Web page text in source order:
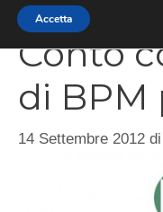
Conto
di BPM
14 Settembre 2012 di
Accetta